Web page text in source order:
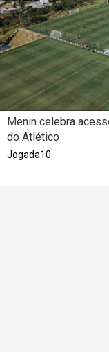
Menin celebra
do Atlético
Jogada10